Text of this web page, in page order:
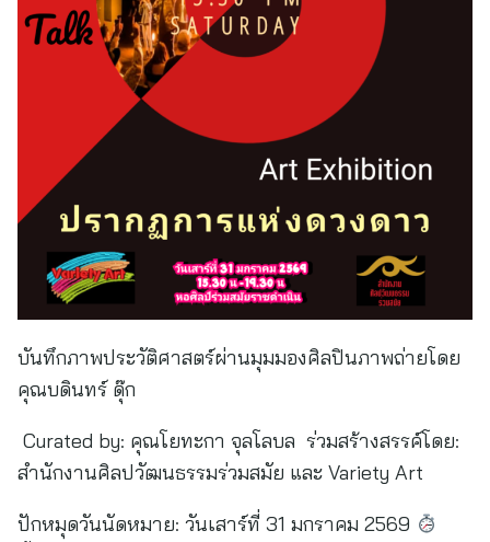
บันทึกภาพประวัติศาสตร์ผ่านมุมมองศิลปินภาพถ่ายโดย
คุณบดินทร์ ดุ๊ก
Curated by: คุณโยทะกา จุลโลบล ร่วมสร้างสรรค์โดย:
สำนักงานศิลปวัฒนธรรมร่วมสมัย และ Variety Art
ปักหมุดวันนัดหมาย: วันเสาร์ที่ 31 มกราคม 2569